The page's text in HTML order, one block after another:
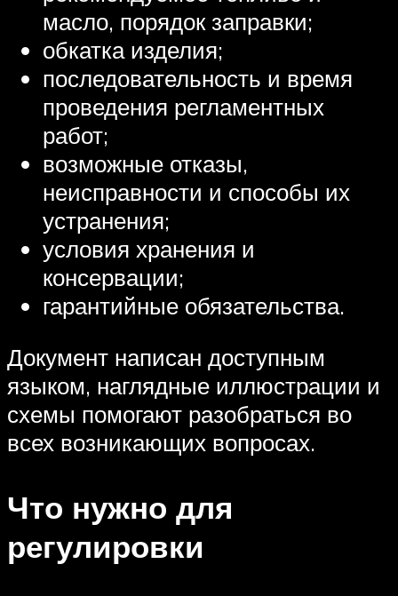
масло, порядок заправки;
обкатка изделия;
последовательность и время
проведения регламентных
работ;
возможные отказы,
неисправности и способы их
устранения;
условия хранения и
консервации;
гарантийные обязательства.
Документ написан доступным
языком, наглядные иллюстрации и
схемы помогают разобраться во
всех возникающих вопросах.
Что нужно для
регулировки